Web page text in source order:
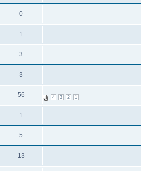
0
תגובות
1
3
תגובות
3
1
2
3
4
56
תגובות
1
5
תגובות
13